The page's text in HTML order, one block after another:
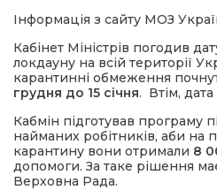
Інформація з сайту МОЗ
Кабінет Міністрів погодив
локдауну на всій території
карантинні обмеження
грудня до 15 січня. Втім,
Кабмін підготував програму
найманих робітників, аби на
карантину вони отримали 8
допомоги. За таке рішення
Верховна Рада.